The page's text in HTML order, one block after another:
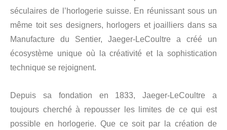
séculaires de l’horlogerie suisse. En réunissant sous un
même toit ses designers, horlogers et joailliers dans sa
Manufacture du Sentier, Jaeger-LeCoultre a créé un
écosystème unique où la créativité et la sophistication
technique se rejoignent.
Depuis sa fondation en 1833, Jaeger-LeCoultre a
toujours cherché à repousser les limites de ce qui est
possible en horlogerie. Que ce soit par la création de